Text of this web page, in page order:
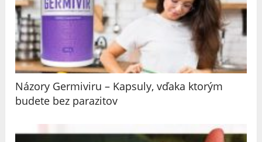
Názory Germiviru – Kapsuly, vďaka ktorým
budete bez parazitov